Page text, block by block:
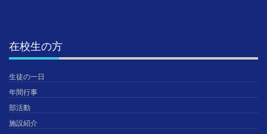
在校生の方
生徒の一日
年間行事
部活動
施設紹介